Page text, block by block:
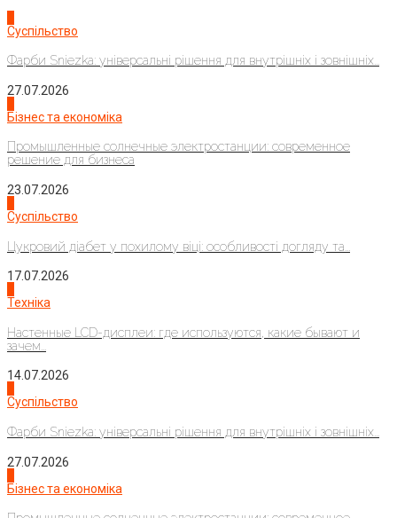
Суспільство
Фарби Sniezka: універсальні рішення для внутрішніх і зовнішніх...
27.07.2026
Бізнес та економіка
Промышленные солнечные электростанции: современное
решение для бизнеса
23.07.2026
Суспільство
Цукровий діабет у похилому віці: особливості догляду та...
17.07.2026
Техніка
Настенные LCD-дисплеи: где используются, какие бывают и
зачем...
14.07.2026
Суспільство
Фарби Sniezka: універсальні рішення для внутрішніх і зовнішніх...
27.07.2026
Бізнес та економіка